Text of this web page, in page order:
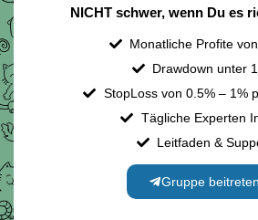
NICHT schwer, wenn Du es
Monatliche Profite
Drawdown unter
StopLoss von 0.5% – 1%
Tägliche Experten
Leitfaden &
Gruppe beitreten